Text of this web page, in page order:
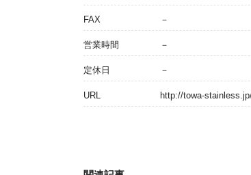
FAX －
営業時間 －
定休日 －
URL http://towa-